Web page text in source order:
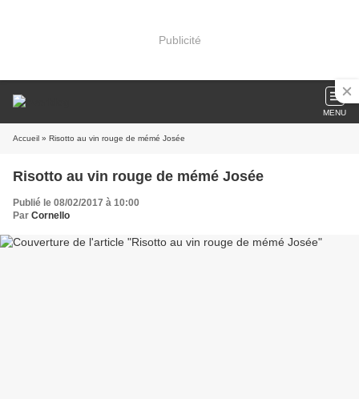
Publicité
MENU
Accueil » Risotto au vin rouge de mémé Josée
Risotto au vin rouge de mémé Josée
Publié le 08/02/2017 à 10:00
Par Cornello